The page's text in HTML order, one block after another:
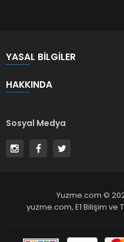
YASAL BILGILER
HAKKINDA
Sosyal Medya
Yuzme.com ©
yuzme.com, E1 Bilişim ve